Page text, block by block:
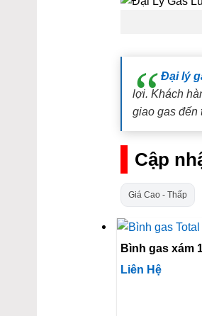
Đại lý
lợi. Khách
giao gas đến
Cập
Giá Cao - Thấp
Bình gas xám
Liên Hệ